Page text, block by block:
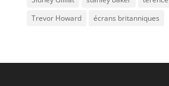
Trevor Howard
écrans britanniques